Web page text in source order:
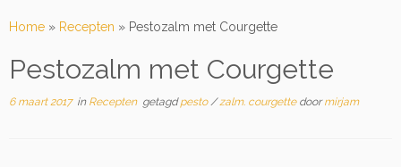
naarHome » Recepten » Pestozalm met Courgette
Pestozalm met Courgette
6 maart 2017in Recepten getagdpesto/zalm. courgette doormirjam